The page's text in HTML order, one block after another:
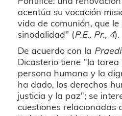
acentúa su vocación
vida de comunión, que
sinodalidad" (P.E., Pr., 4).
De acuerdo con la
Dicasterio tiene "la
persona humana y la
ha dado, los derechos
justicia y la paz"; se
cuestiones relacionadas